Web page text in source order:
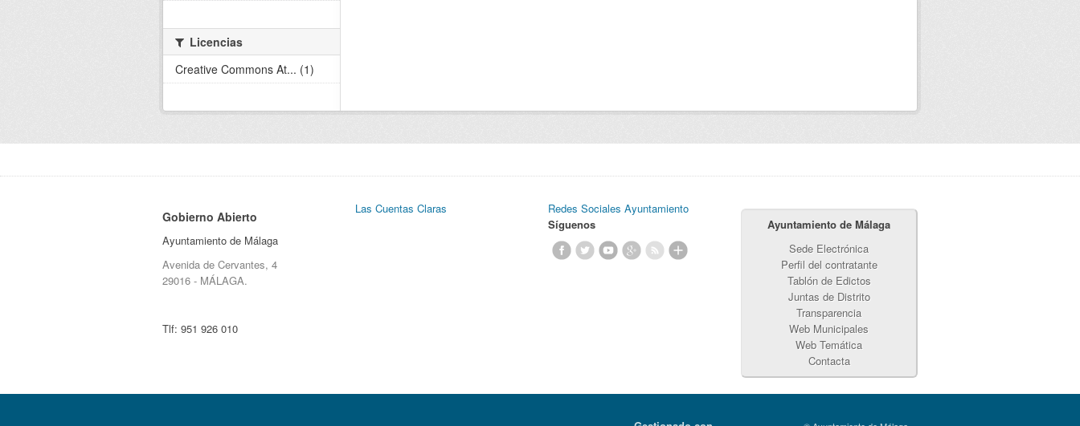
Licencias
Creative Commons At... (1)
Gobierno Abierto
Ayuntamiento de Málaga
Avenida de Cervantes, 4
29016 - MÁLAGA.
Tlf: 951 926 010
Las Cuentas Claras
Redes Sociales Ayuntamiento
Síguenos
Ayuntamiento de Málaga
Sede Electrónica
Perfil del contratante
Tablón de Edictos
Juntas de Distrito
Transparencia
Web Municipales
Web Temática
Contacta